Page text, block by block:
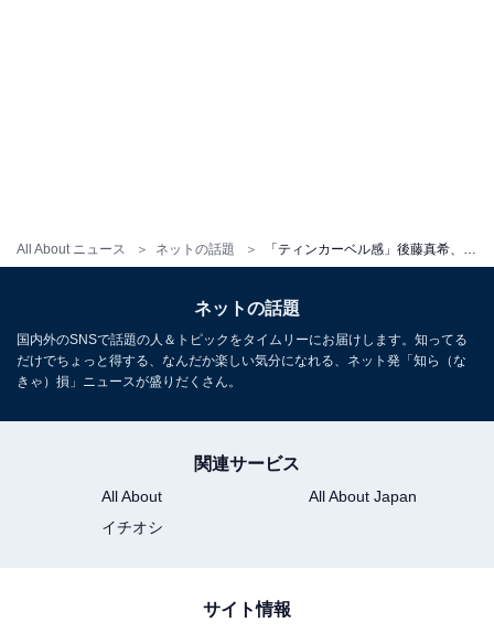
All About ニュース ネットの話題 「ティンカーベル感」後藤真希、超ミニワンピ姿で大胆に美脚を披露！ 「なんだぁー!? この可愛いさはっ!?」
ネットの話題
国内外のSNSで話題の人＆トピックをタイムリーにお届けします。知ってる
だけでちょっと得する、なんだか楽しい気分になれる、ネット発「知ら（な
きゃ）損」ニュースが盛りだくさん。
関連サービス
All About
All About Japan
イチオシ
サイト情報